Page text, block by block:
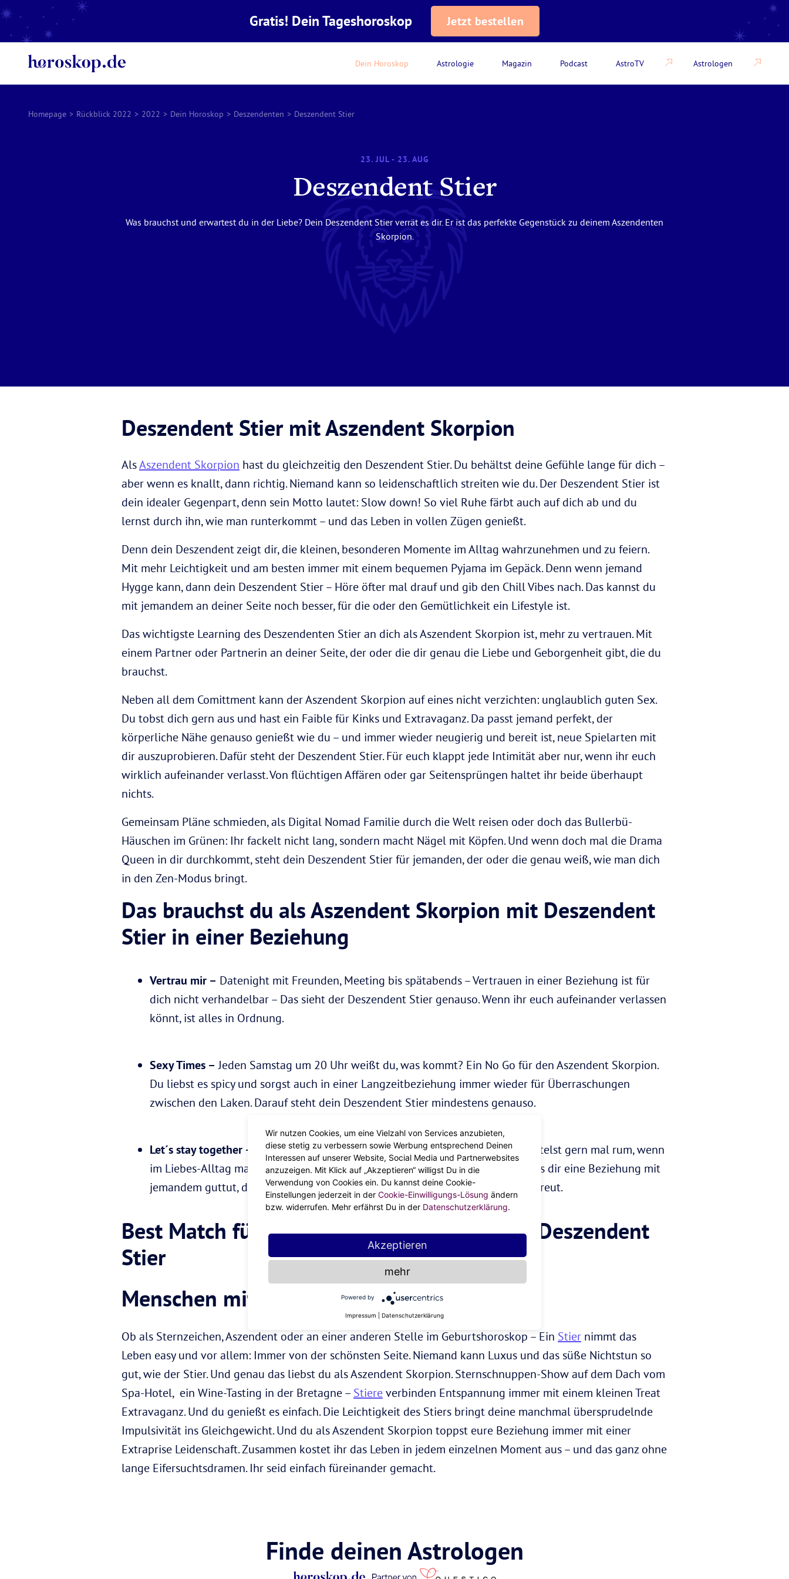
Dein Horoskop Astrologie Magazin Podcast AstroTV Astrologen
Gratis! Dein Tageshoroskop Jetzt bestellen
Homepage > Rückblick 2022 > 2022 > Dein Horoskop > Deszendenten > Deszendent Stier
23. JUL - 23. AUG
Deszendent Stier
Was brauchst und erwartest du in der Liebe? Dein Deszendent Stier verrät es dir. Er ist das perfekte Gegenstück zu deinem Aszendenten
Skorpion.
Deszendent Stier mit Aszendent Skorpion
AlsAszendent Skorpion hast du gleichzeitig den Deszendent Stier. Du behältst deine Gefühle lange für dich –
aber wenn es knallt, dann richtig. Niemand kann so leidenschaftlich streiten wie du. Der Deszendent Stier ist
dein idealer Gegenpart, denn sein Motto lautet: Slow down! So viel Ruhe färbt auch auf dich ab und du
lernst durch ihn, wie man runterkommt – und das Leben in vollen Zügen genießt.
Denn dein Deszendent zeigt dir, die kleinen, besonderen Momente im Alltag wahrzunehmen und zu feiern.
Mit mehr Leichtigkeit und am besten immer mit einem bequemen Pyjama im Gepäck. Denn wenn jemand
Hygge kann, dann dein Deszendent Stier – Höre öfter mal drauf und gib den Chill Vibes nach. Das kannst du
mit jemandem an deiner Seite noch besser, für die oder den Gemütlichkeit ein Lifestyle ist.
Das wichtigste Learning des Deszendenten Stier an dich als Aszendent Skorpion ist, mehr zu vertrauen. Mit
einem Partner oder Partnerin an deiner Seite, der oder die dir genau die Liebe und Geborgenheit gibt, die du
brauchst.
Neben all dem Comittment kann der Aszendent Skorpion auf eines nicht verzichten: unglaublich guten Sex.
Du tobst dich gern aus und hast ein Faible für Kinks und Extravaganz. Da passt jemand perfekt, der
körperliche Nähe genauso genießt wie du – und immer wieder neugierig und bereit ist, neue Spielarten mit
dir auszuprobieren. Dafür steht der Deszendent Stier. Für euch klappt jede Intimität aber nur, wenn ihr euch
wirklich aufeinander verlasst. Von flüchtigen Affären oder gar Seitensprüngen haltet ihr beide überhaupt
nichts.
Gemeinsam Pläne schmieden, als Digital Nomad Familie durch die Welt reisen oder doch das Bullerbü-
Häuschen im Grünen: Ihr fackelt nicht lang, sondern macht Nägel mit Köpfen. Und wenn doch mal die Drama
Queen in dir durchkommt, steht dein Deszendent Stier für jemanden, der oder die genau weiß, wie man dich
in den Zen-Modus bringt.
Das brauchst du als Aszendent Skorpion mit Deszendent
Stier in einer Beziehung
Vertrau mir – Datenight mit Freunden, Meeting bis spätabends – Vertrauen in einer Beziehung ist für
dich nicht verhandelbar – Das sieht der Deszendent Stier genauso. Wenn ihr euch aufeinander verlassen
könnt, ist alles in Ordnung.
Sexy Times – Jeden Samstag um 20 Uhr weißt du, was kommt? Ein No Go für den Aszendent Skorpion.
Du liebst es spicy und sorgst auch in einer Langzeitbeziehung immer wieder für Überraschungen
zwischen den Laken. Darauf steht dein Deszendent Stier mindestens genauso.
Let´s stay together –
Als Aszendent Skorpion willst du was für immer. Aber krittelst gern mal rum, wenn
im Liebes-Alltag mal Sparflamme herrscht. Dein Deszendent Stier zeigt dir, dass dir eine Beziehung mit
jemandem guttut, der oder die das locker sieht und deine Zweifel schnell zerstreut.
Best Match für den Aszendent Skorpion mit Deszendent
Stier
Menschen mit Stier-Energie
Ob als Sternzeichen, Aszendent oder an einer anderen Stelle im Geburtshoroskop – Ein Stier nimmt das
Leben easy und vor allem: Immer von der schönsten Seite. Niemand kann Luxus und das süße Nichtstun so
gut, wie der Stier. Und genau das liebst du als Aszendent Skorpion. Sternschnuppen-Show auf dem Dach vom
Spa-Hotel, ein Wine-Tasting in der Bretagne – Stiere verbinden Entspannung immer mit einem kleinen Treat
Extravaganz. Und du genießt es einfach. Die Leichtigkeit des Stiers bringt deine manchmal übersprudelnde
Impulsivität ins Gleichgewicht. Und du als Aszendent Skorpion toppst eure Beziehung immer mit einer
Extraprise Leidenschaft. Zusammen kostet ihr das Leben in jedem einzelnen Moment aus – und das ganz ohne
lange Eifersuchtsdramen. Ihr seid einfach füreinander gemacht.
Finde deinen Astrologen
Wir nutzen Cookies, um eine Vielzahl von Services anzubieten,
diese stetig zu verbessern sowie Werbung entsprechend Deinen
Interessen auf unserer Website, Social Media und Partnerwebsites
anzuzeigen. Mit Klick auf „Akzeptieren“ willigst Du in die
Verwendung von Cookies ein. Du kannst deine Cookie-
Einstellungen jederzeit in der Cookie-Einwilligungs-Lösung ändern
bzw. widerrufen. Mehr erfährst Du in der Datenschutzerklärung.
Akzeptieren
mehr
Powered by
Impressum Datenschutzerklärung